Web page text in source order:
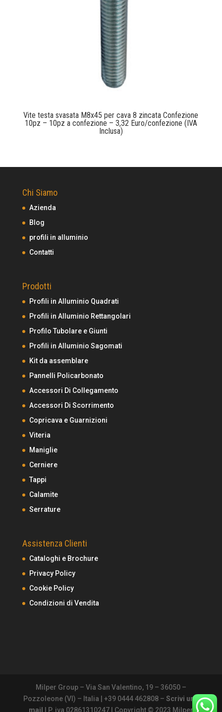
Vite testa svasata M8x45 per cava 8 zincata Confezione
10pz – 10pz a confezione – 3,32 Euro/confezione (IVA
Inclusa)
Chi Siamo
Azienda
Blog
profili in alluminio
Contatti
Prodotti
Profili in Alluminio Quadrati
Profili in Alluminio Rettangolari
Profilo Tubolare e Giunti
Profili in Alluminio Sagomati
Kit da assemblare
Pannelli Policarbonato
Accessori Di Collegamento
Accessori Di Scorrimento
Copricava e Guarnizioni
Viteria
Maniglie
Cerniere
Tappi
Calamite
Serrature
Assistenza Clienti
Cataloghi e Brochure
Privacy Policy
Cookie Policy
Condizioni di Vendita
Milper Group – Via San Valentino, 19 – 36050 –
Pozzoleone (VI) – Italia | +39 0444 462808 –Scrivi una
mail
| P. iva 02861310247 | Copyright © 2023 Milper